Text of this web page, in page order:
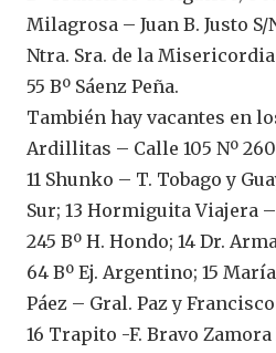
Milagrosa – Juan B. Justo S/
Ntra. Sra. de la
55 Bº Sáenz Peña.
También hay vacantes en
Ardillitas – Calle 105 Nº
11 Shunko – T. Tobago y
Sur; 13 Hormiguita Viajera –
245 Bº H. Hondo; 14 Dr.
64 Bº Ej. Argentino; 15
Páez – Gral. Paz y
16 Trapito -F. Bravo